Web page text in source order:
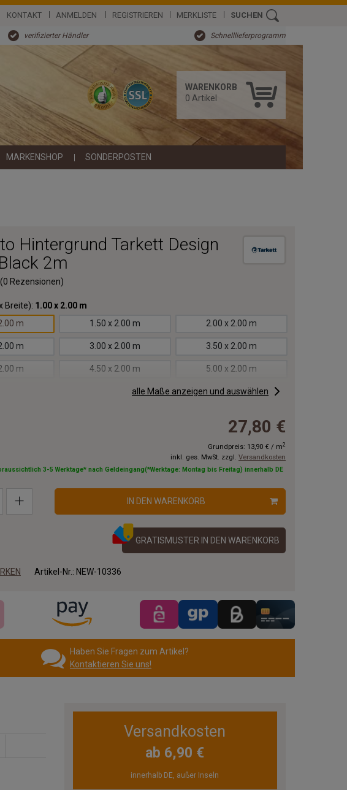
KONTAKT ANMELDEN REGISTRIEREN MERKLISTE SUCHEN
verifizierter Händler Schnelllieferprogramm
WARENKORB
0 Artikel
MARKENSHOP SONDERPOSTEN
Hintergrund Tarkett Design
2m
(0 Rezensionen)
Breite): 1.00 x 2.00 m
m
1.50 x 2.00 m 2.00 x 2.00 m
m 3.00 x 2.00 m 3.50 x 2.00 m
m 4.50 x 2.00 m 5.00 x 2.00 m
6.00 x 2.00 m 6.50 x 2.00 m
9.50 x 2.00 m
12.00x2.00 m
m 17.00x2.00 m
20.00x2.00 m
alle Maße anzeigen und auswählen
27,80 €
Grundpreis: 13,90 € / m2
inkl. ges. MwSt. zzgl. Versandkosten
3-5 Werktage* nach Geldeingang(*Werktage: Montag bis Freitag) innerhalb DE
IN DEN WARENKORB
GRATISMUSTER IN DEN WARENKORB
Artikel-Nr.: NEW-10336
Haben Sie Fragen zum Artikel?
Kontaktieren Sie uns!
Versandkosten
ab 6,90 €
innerhalb DE, außer Inseln